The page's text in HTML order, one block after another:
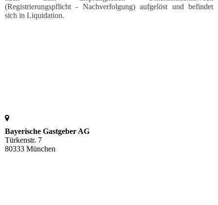
(Registrierungspflicht - Nachverfolgung) aufgelöst und befindet
sich in Liquidation.
Bayerische Gastgeber AG
Türkenstr. 7
80333 München